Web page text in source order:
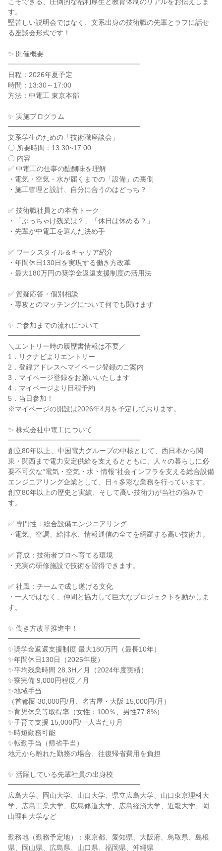
す。
堅苦しい説明会ではなく、文系出身の技術職の先輩とラフに話せ
る座談会形式です！
✨ 開催概要
━━━━━━━━━━━━━━━━━━━
日程：2026年夏予定
時間：13:30～17:00
方法：中電工 東京本部
✨ 実施プログラム
━━━━━━━━━━━━━━━━━━━
文系学生のための「技術職座談会」
〇 所要時間：13:30~17:00
〇 内容
✅ 中電工の仕事の醍醐味を理解
・電気・空気・水が届くまでの「設備」の裏側
・施工管理と設計、自分に合うのはどっち？
✅ 技術職社員との本音トーク
・「ぶっちゃけ残業は？」「休日は休める？」
・先輩が中電工を選んだ決め手
✅ ワークスタイル＆キャリア紹介
・年間休日130日を実現する働き方改革
・最大180万円の奨学金返還支援制度の活用法
✅ 質疑応答・個別相談
・専攻とのマッチングについて何でも聞けます
✨ ご参加までの流れについて
━━━━━━━━━━━━━━━━━━━
＼エントリー時の履歴書情報は不要／
1．リクナビよりエントリー
2．登録アドレスへマイページ登録のご案内
3．マイページ登録をお願いいたします
4．マイページより日程予約
5．当日参加！
※マイページの開設は2026年4月を予定しております。
✨ 株式会社中電工について
━━━━━━━━━━━━━━━━━━━
創立80年以上、中国電力グループの中核として、西日本から関
東・関西まで電力安定供給を支えるとともに、人々の暮らしに必
要不可欠な“電気・空気・水・情報”社会インフラを支える総合設備
エンジニアリング企業として、日々多彩な業務を行っています。
創立80年以上の歴史と実績、そして高い技術力が当社の強みで
す。
✅ 専門性：総合設備エンジニアリング
・電気、空調、給排水、情報通信の全てを網羅する高い技術力。
✅ 育成：技術者プロへ育てる環境
・充実の研修施設で技術を習得できます。
✅ 社風：チームで成し遂げる文化
・一人ではなく、仲間と協力して巨大なプロジェクトを動かしま
す。
✨ 働き方改革推進中！
━━━━━━━━━━━━━━━━━━━
✨奨学金返還支援制度 最大180万円（最長10年）
✨年間休日130日（2025年度）
✨平均残業時間 28.3H／月（2024年度実績）
✨寮完備 9,000円程度／月
✨地域手当
（首都圏 30,000円/月、名古屋・大阪 15,000円/月）
✨育児休業等取得率（女性：100％、男性77.8%）
✨子育て支援 15,000円/一人当たり月
✨時短勤務可能
✨転勤手当（帰省手当）
地元から離れた勤務の場合、往復帰省費用を負担
✨ 活躍している先輩社員の出身校
━━━━━━━━━━━━━━━━━━━
広島大学、岡山大学、山口大学、県立広島大学、山口東京理科大
学、広島工業大学、広島修道大学、広島経済大学、近畿大学、岡
山理科大学など
勤務地（勤務予定地）：東京都、愛知県、大阪府、鳥取県、島根
県、岡山県、広島県、山口県、福岡県、沖縄県